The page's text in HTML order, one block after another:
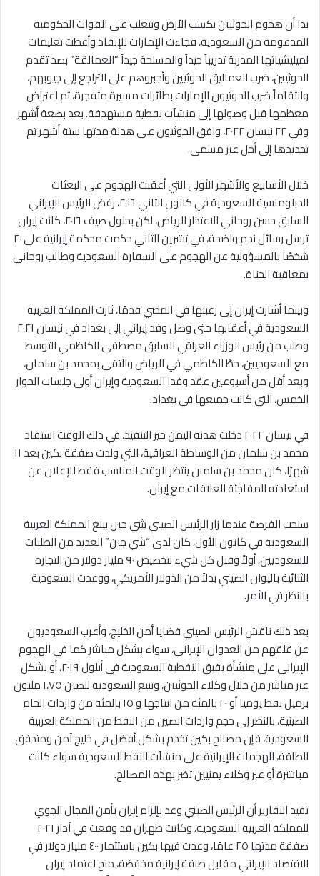
بدا أن هجوم الحوثيين يكسب الأرض ويتغلب على القوات الحكومية
المدعومة من السعودية، فجاءت الإمارات للإنقاذ وأعطت تعليمات
لميليشياتها المدربة تدريباً جيداً والمسلحة جيداً “العمالقة” بصد تقدم
الحوثيين، ضرب العماليق الحوثيين وأجبروهم على التراجع إلى جيوبهم،
وانتقاماً ضرب الحوثيون الإمارات بطائرات مسيرة متفجرة، تم اعتراض
معظمها قبل وصولها إلى منشآت نفطية مستهدفة. بعد بضعة أشهر
وفي ٢٢ نيسان ٢٠٢٢، وافق الحوثيون على هدنة مدتها ستة أشهر تم
تجديدها إلى أجل غير مسمى.
خلال الأسابيع والأشهر الأولى التي أعقبت الهجوم على البعثات
الدبلوماسية السعودية في كانون الثاني ٢٠١٦، رفض الرئيس الإيراني
السابق حسن روحاني الاعتذار للرياض، لكن بحلول صيف ٢٠١٦، كانت إيران
ترسل رسائل ندم واضحة، في تشرين الثاني حكمت محكمة إيرانية على ٢٠
شخصًا بالمسؤولية عن الهجوم على السفارة السعودية وطالب روحاني
بمعاقبة الجناة.
وبينما أشارت إيران إلى رغبتها في المضي قدمًا، ثارت المملكة العربية
السعودية في أعقابها حتى وصل وفد إيراني إلى بغداد في نيسان ٢٠٢١
وطلب من رئيس الوزراء العراقي السابق مصطفى الكاظمي التوسط
مع السعوديين، حطَّ الكاظمي في الرياض والتقى بمحمد بن سلمان،
وبعد أقل من أسبوعين عقد وفدا السعودية وإيران أولى جلسات الحوار
الخمس، التي كانت جميعها في بغداد.
في نيسان ٢٠٢٢ دخلت هدنة اليمن حيز التنفيذ، في ذلك الوقت استفاد
محمد بن سلمان من الوساطة العراقية، التي ولدت صفقة بكين بعد ١١
شهرًا، كان محمد بن سلمان ينتظر الوقت المناسب فقط للإعلان عن
استعادته المفاجئة للعلاقات مع إيران.
سنحت الفرصة عندما زار الرئيس الصيني شي جين بينغ المملكة العربية
السعودية في كانون الأول، كان لدى “شي جين” العديد من الطلبات
للسعوديين، أولاً وقبل كل شيء لتخصيص ٩٠ مليار دولار من التجارة
الثنائية باليوان الصيني بدلاً من الدولار الأمريكي، ووعدت السعودية
بالنظر في الأمر.
بعد ذلك ناقش الرئيس الصيني قضايا أمن الخليج، وأعرب السعوديون
عن قلقهم من العدوان الإيراني، سواء بشكل مباشر كما في الهجوم
الإيراني على منشأة بقيق النفطية السعودية في أيلول ٢٠١٩، أو بشكل
غير مباشر من خلال وكلاء الحوثيين، وتبيع السعودية للصين ١،٧٥ مليون
برميل نفط يوميا أو ٢٠ بالمئة من انتاجها و ١٥ بالمئة من واردات الخام
الصينية، بالنظر إلى حجم واردات الصين من النفط من المملكة العربية
السعودية، فإن مصالح بكين تخدم بشكل أفضل في خليج آمن ومتدفق
للطاقة، الهجمات الإيرانية على منشآت النفط السعودية سواء كانت
مباشرة أو عبر وكلاء يمنيين تضر بهذه المصالح.
تفيد التقارير أن الرئيس الصيني وعد بإلزام إيران بأمن المجال الجوي
للمملكة العربية السعودية، وكانت طهران قد وقعت في آذار ٢٠٢١
صفقة مدتها ٢٥ عامًا، وعدت فيها بكين باستثمار ٤٠٠ مليار دولار في
الاقتصاد الإيراني مقابل طاقة إيرانية مخفضة، منح اعتماد إيران